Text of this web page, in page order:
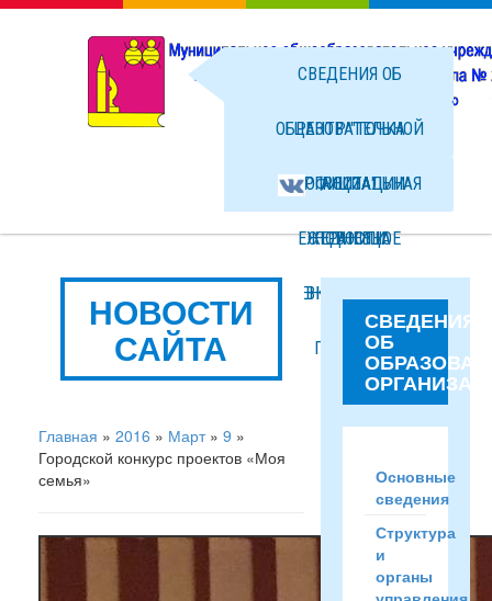
СВЕДЕНИЯ ОБ
ОБРАЗОВАТЕЛЬНОЙ
ОРГАНИЗАЦИИ
НОВОСТИ
ФАЙЛЫ
ЦЕНТР "ТОЧКА
РОСТА"
ЕЖЕДНЕВНОЕ
МЕНЮ ГОРЯЧЕГО
ПИТАНИЯ
ОФИЦИАЛЬНАЯ
СТРАНИЦА
ВКОНТАКТЕ
НОВОСТИ
САЙТА
Главная » 2016 » Март » 9 »
Городской конкурс проектов «Моя
семья»
СВЕДЕНИЯ
ОБ
Основные
сведения
Структура
и
органы